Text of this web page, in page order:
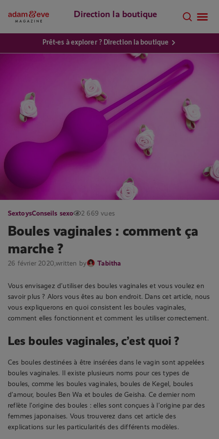
Direction la boutique
Prêt·es à explorer ? Direction la boutique
SextoysConseils sexo 2 669 vues
Boules vaginales : comment ça
marche ?
26 février 2020,written by Tabitha
Vous envisagez d’utiliser des boules vaginales et vous voulez en
savoir plus ? Alors vous êtes au bon endroit. Dans cet article, nous
vous expliquerons en quoi consistent les boules vaginales,
comment elles fonctionnent et comment les utiliser correctement.
Les boules vaginales, c’est quoi ?
Ces boules destinées à être insérées dans le vagin sont appelées
boules vaginales. Il existe plusieurs noms pour ces types de
boules, comme les boules vaginales, boules de Kegel, boules
d’amour, boules Ben Wa et boules de Geisha. Ce dernier nom
reflète l’origine des boules : elles sont conçues à l’origine par des
femmes japonaises. Vous trouverez dans cet article des
explications sur les particularités des différents modèles.